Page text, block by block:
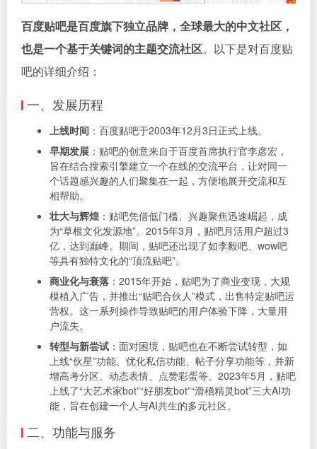
百度贴吧是百度旗下独立品牌，全球最大的中文社区，
也是一个基于关键词的主题交流社区。以下是对百度贴
吧的详细介绍：
一、发展历程
上线时间 ：百度贴吧于2003年12月3日正式上线。
早期发展 ：贴吧的创意来自于百度首席执行官李彦宏，
旨在结合搜索引擎建立一个在线的交流平台，让对同一
个话题感兴趣的人们聚集在一起，方便地展开交流和互
相帮助。
壮大与辉煌 ：贴吧凭借低门槛、兴趣聚焦迅速崛起，成
为“草根文化发源地”。2015年3月，贴吧月活用户超过3
亿，达到巅峰。期间，贴吧还出现了如李毅吧、wow吧
等具有独特文化的“顶流贴吧”。
商业化与衰落 ：2015年开始，贴吧为了商业变现，大规
模植入广告，并推出“贴吧合伙人”模式，出售特定贴吧运
营权。这一系列操作导致贴吧的用户体验下降，大量用
户流失。
转型与新尝试 ：面对困境，贴吧也在不断尝试转型，如
上线“伙星”功能、优化私信功能、帖子分享功能等，并新
增高考分区、动态表情、点赞彩蛋等。2023年5月，贴吧
上线了“大艺术家bot”“好朋友bot”“滑稽精灵bot”三大AI功
能，旨在创建一个人与AI共生的多元社区。
二、功能与服务